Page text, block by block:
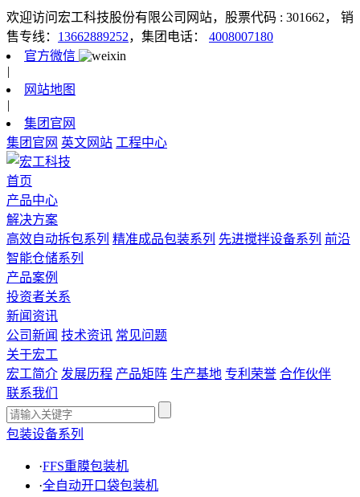
欢迎访问宏工科技股份有限公司网站，股票代码 : 301662，
销
售专线： 13662889252，集团电话： 4008007180
官方微信
|
网站地图
|
集团官网
集团官网 英文网站 工程中心
首页
产品中心
解决方案
高效自动拆包系列 精准成品包装系列 先进搅拌设备系列 前沿
智能仓储系列
产品案例
投资者关系
新闻资讯
公司新闻 技术资讯 常见问题
关于宏工
宏工简介 发展历程 产品矩阵 生产基地 专利荣誉 合作伙伴
联系我们
包装设备系列
·FFS重膜包装机
·全自动开口袋包装机